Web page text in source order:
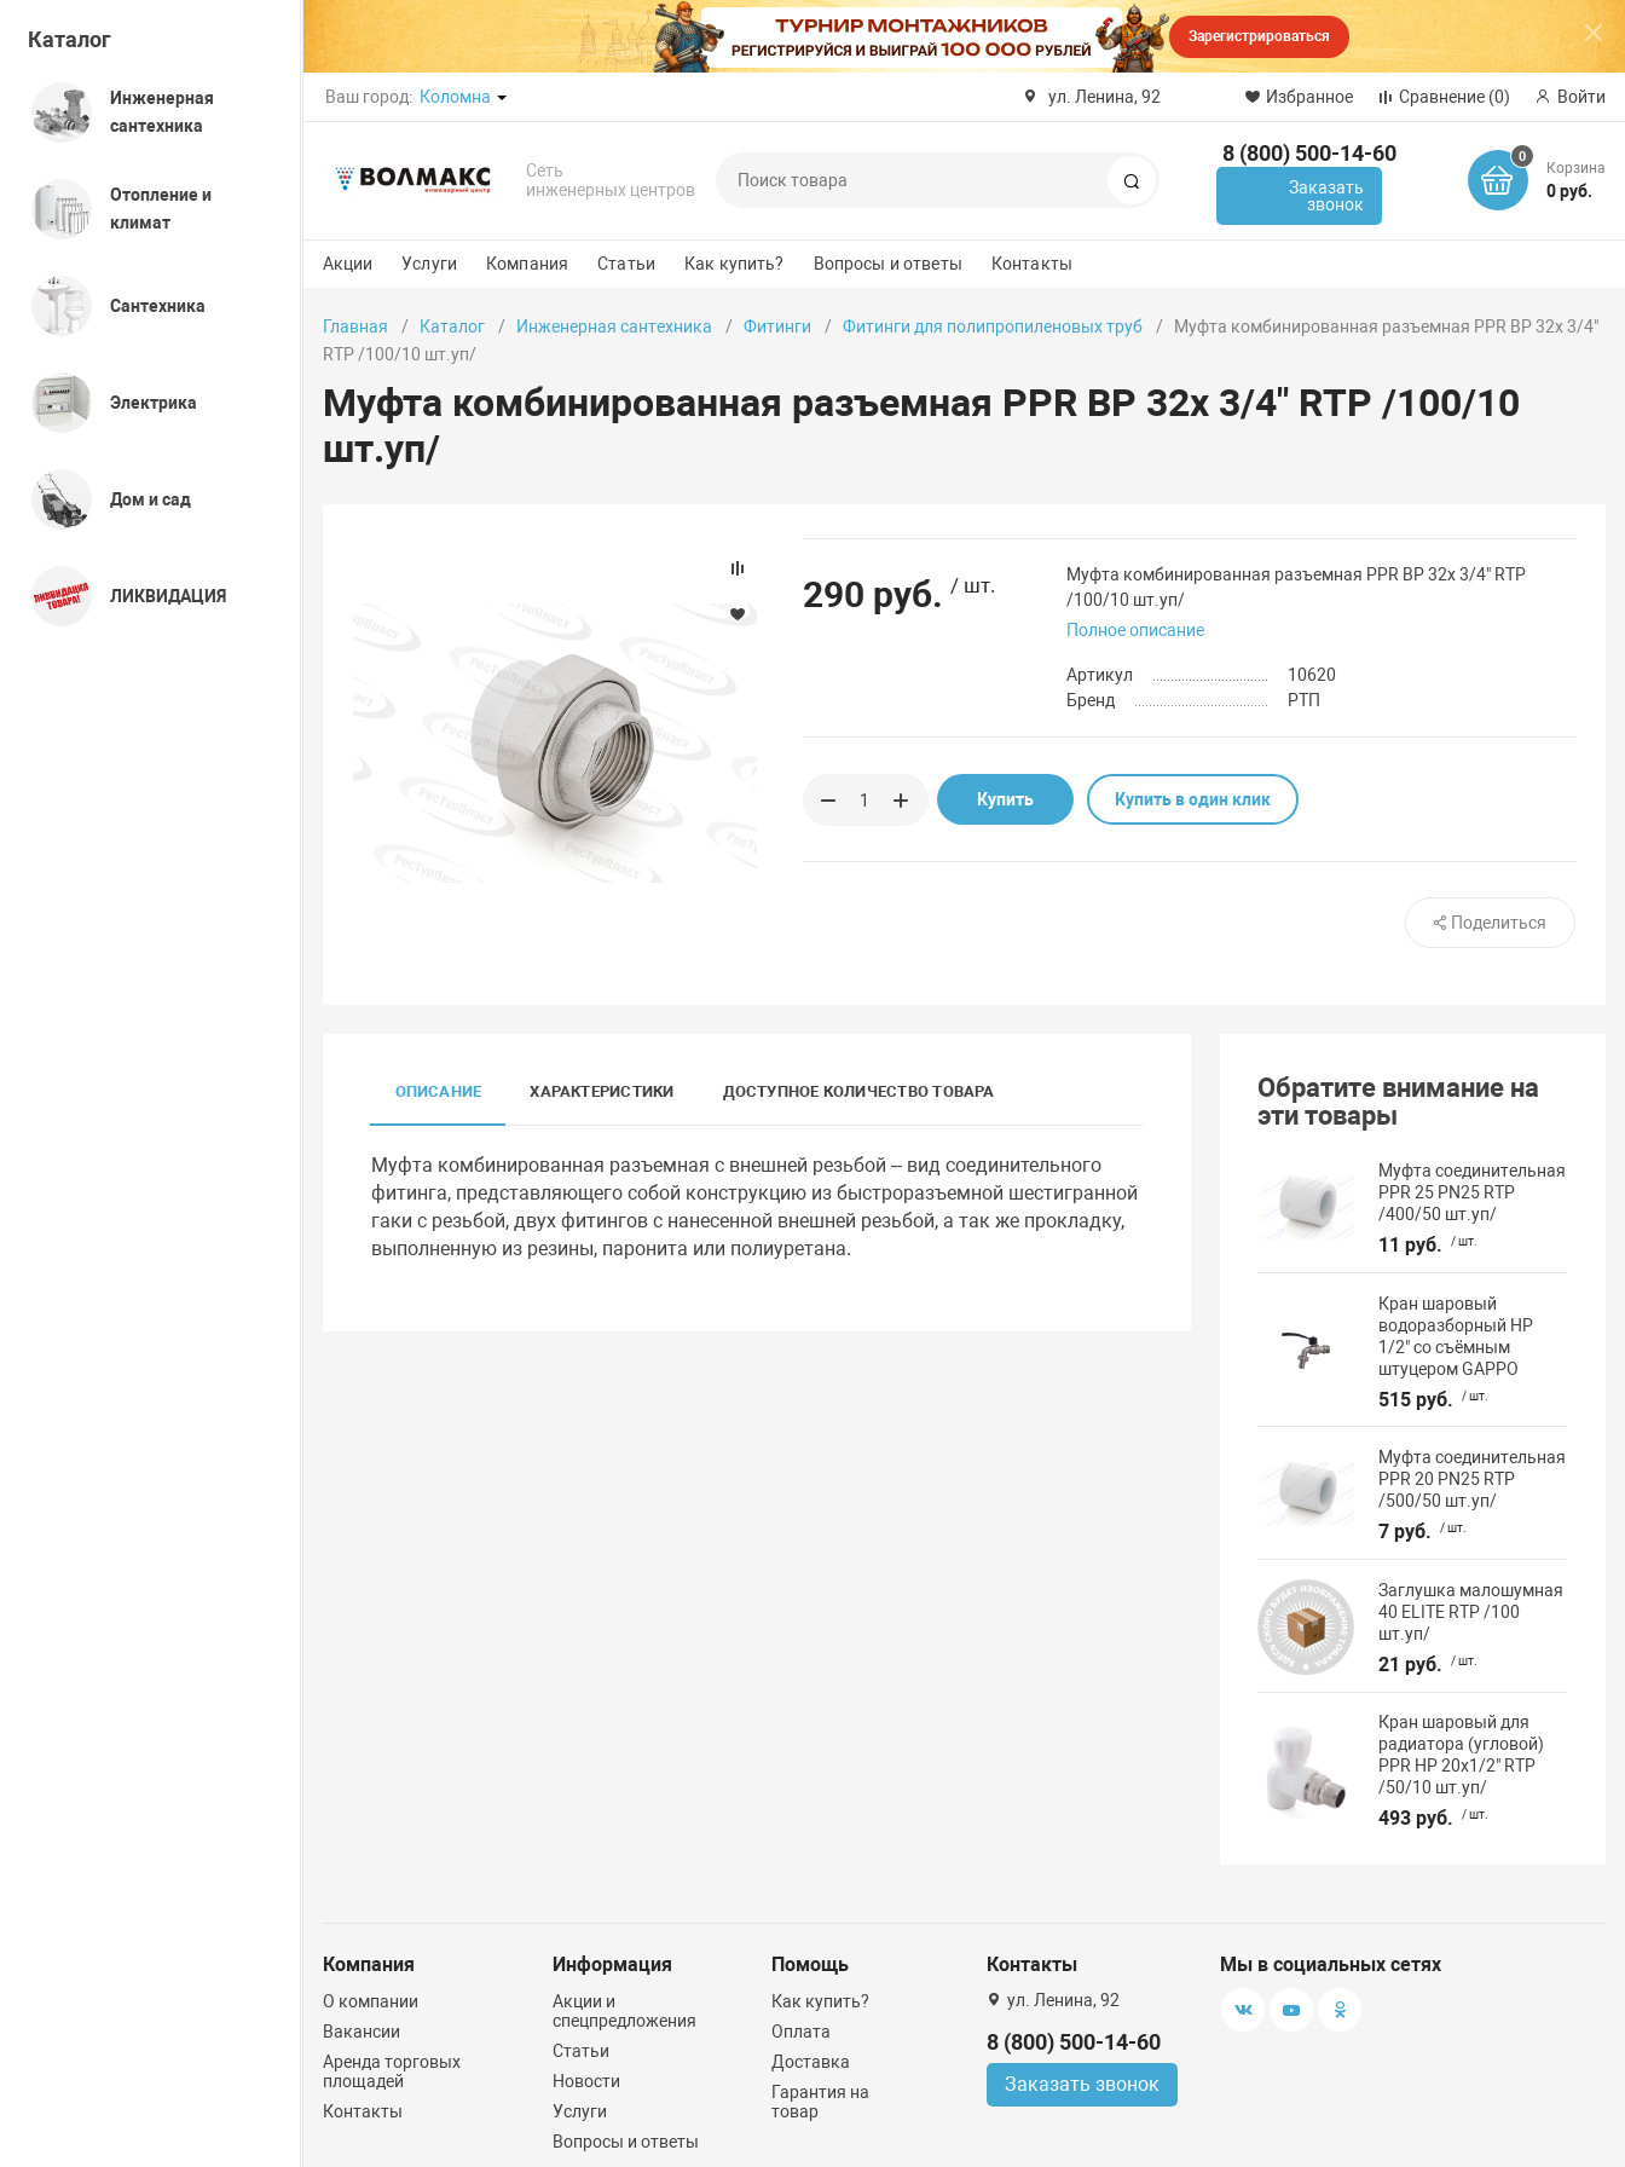
Зарегистрироваться
Ваш город: Коломна ул. Ленина, 92 Избранное Сравнение (0) Войти
Сеть
инженерных центров
8 (800) 500-14-60
Заказать
звонок
0
Корзина
0 руб.
Акции Услуги Компания Статьи Как купить? Вопросы и ответы Контакты
Каталог
Инженерная
сантехника
Отопление и
климат
Сантехника
Электрика
Дом и сад
ЛИКВИДАЦИЯ
Главная Каталог Инженерная сантехника Фитинги Фитинги для полипропиленовых труб
Муфта комбинированная разъемная PPR ВР 32х 3/4"
RTP /100/10 шт.уп/
Муфта комбинированная разъемная PPR ВР 32х 3/4" RTP /100/10
шт.уп/
290 руб. / шт.
Муфта комбинированная разъемная PPR ВР 32х 3/4" RTP
/100/10 шт.уп/
Полное описание
Артикул
10620
Бренд
РТП
Купить Купить в один клик
Поделиться
ОПИСАНИЕ ХАРАКТЕРИСТИКИ ДОСТУПНОЕ КОЛИЧЕСТВО ТОВАРА
Муфта комбинированная разъемная с внешней резьбой – вид соединительного
фитинга, представляющего собой конструкцию из быстроразъемной шестигранной
гаки с резьбой, двух фитингов с нанесенной внешней резьбой, а так же прокладку,
выполненную из резины, паронита или полиуретана.
Обратите внимание на
эти товары
Муфта соединительная
PPR 25 PN25 RTP
/400/50 шт.уп/
11 руб. / шт.
Кран шаровый
водоразборный НР
1/2" со съёмным
штуцером GAPPO
515 руб. / шт.
Муфта соединительная
PPR 20 PN25 RTP
/500/50 шт.уп/
7 руб. / шт.
Заглушка малошумная
40 ELITE RTP /100
шт.уп/
21 руб. / шт.
Кран шаровый для
радиатора (угловой)
PPR НР 20х1/2" RTP
/50/10 шт.уп/
493 руб. / шт.
Компания
О компании
Вакансии
Аренда торговых
площадей
Контакты
Информация
Акции и
спецпредложения
Статьи
Новости
Услуги
Вопросы и ответы
Помощь
Как купить?
Оплата
Доставка
Гарантия на
товар
Контакты
ул. Ленина, 92
8 (800) 500-14-60
Заказать звонок
Мы в социальных сетях